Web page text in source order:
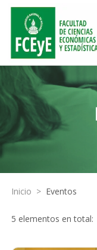
Inicio > Eventos
5 elementos en total: